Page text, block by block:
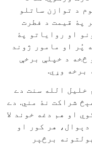
د توازن ساتلو
پۀ قيمت د فطرت
او رواياتو پۀ
پُر او مامور ژوند
څخه د خپلې برخې
برخه وړي.
خليل الله سنت دے
شراکت نۀ مني. دے
او هم دغه خوند لا
هر کور او
برڅېر